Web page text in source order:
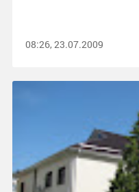
08:26, 23.07.2009